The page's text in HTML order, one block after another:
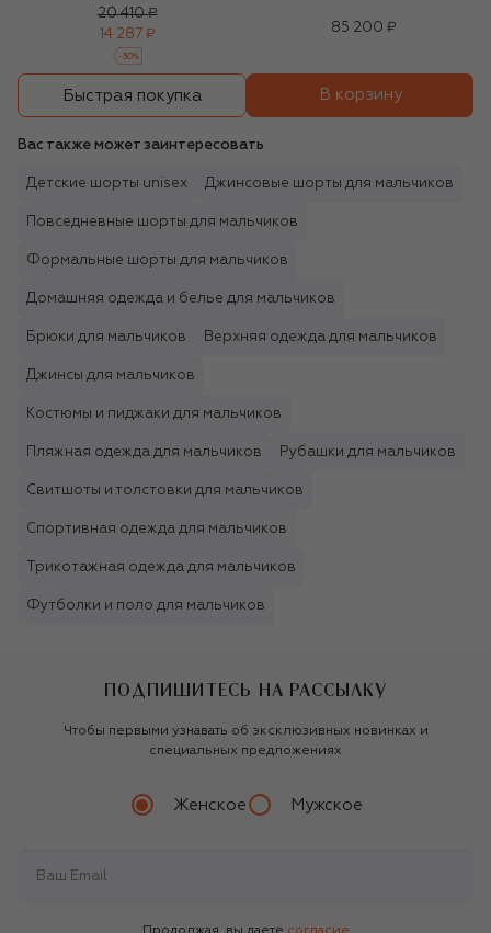
20 410 ₽
14 287 ₽
-30%
85 200 ₽
Быстрая покупка В корзину
Вас также может заинтересовать
Детские шорты unisex Джинсовые шорты для мальчиков
Повседневные шорты для мальчиков
Формальные шорты для мальчиков
Домашняя одежда и белье для мальчиков
Брюки для мальчиков Верхняя одежда для мальчиков
Джинсы для мальчиков
Костюмы и пиджаки для мальчиков
Пляжная одежда для мальчиков Рубашки для мальчиков
Свитшоты и толстовки для мальчиков
Спортивная одежда для мальчиков
Трикотажная одежда для мальчиков
Футболки и поло для мальчиков
ПОДПИШИТЕСЬ НА РАССЫЛКУ
Чтобы первыми узнавать об эксклюзивных новинках и
специальных предложениях
Женское Мужское